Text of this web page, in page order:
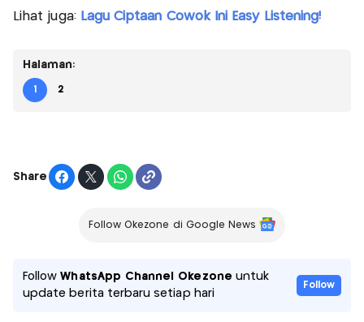
Lihat juga: Lagu Ciptaan Cowok Ini Easy Listening!
Halaman:
1 2
Share
Follow Okezone di Google News
FollowWhatsApp Channel Okezone untuk
update berita terbaru setiap hari
Follow